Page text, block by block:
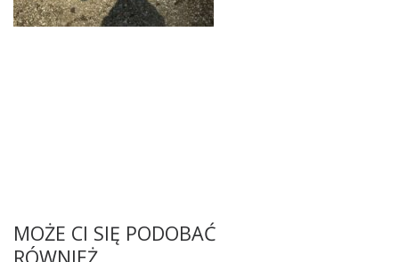
MOŻE CI SIĘ PODOBAĆ